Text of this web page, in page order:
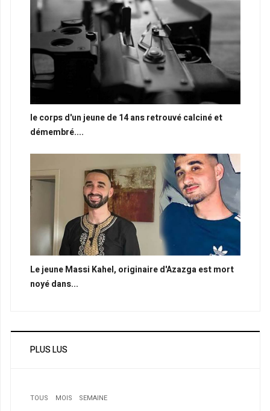
le corps d'un jeune de 14 ans retrouvé calciné et
démembré....
Le jeune Massi Kahel, originaire d'Azazga est mort
noyé dans...
PLUS LUS
TOUS MOIS
SEMAINE